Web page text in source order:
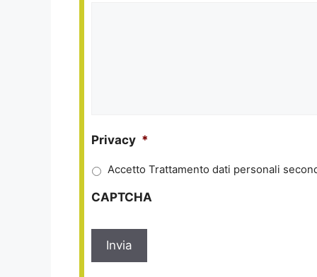
Privacy *
Accetto Trattamento dati personali
CAPTCHA